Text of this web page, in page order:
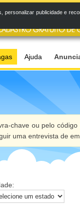
Ajuda
chave ou pelo
uma entrevista de
publicidade e